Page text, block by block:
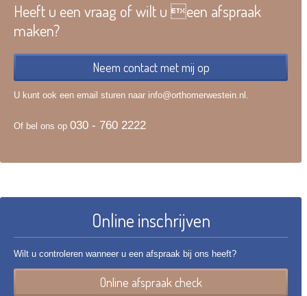
Heeft u een vraag of wilt u een afspraak
maken?
Neem contact met mij op
U kunt ook een email sturen naar info@orthomerwestein.nl.
Of bel ons op 030 - 760 2222
Online inschrijven
Wilt u controleren wanneer u een afspraak bij ons heeft?
Online afspraak check